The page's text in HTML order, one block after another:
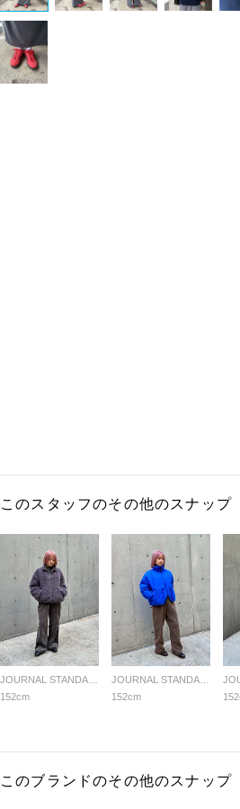
このスタッフのその他のスナップ
152cm
152cm
このブランドのその他のスナップ